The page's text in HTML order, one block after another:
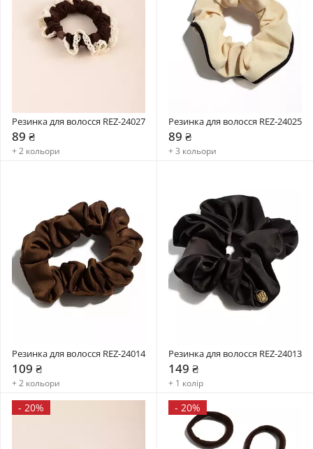
Резинка для волосся REZ-24027
89 ₴
+ 2 кольори
Резинка для волосся REZ-24025
89 ₴
+ 3 кольори
Резинка для волосся REZ-24014
109 ₴
+ 2 кольори
Резинка для волосся REZ-24013
149 ₴
+ 1 колір
- 20% - 20%